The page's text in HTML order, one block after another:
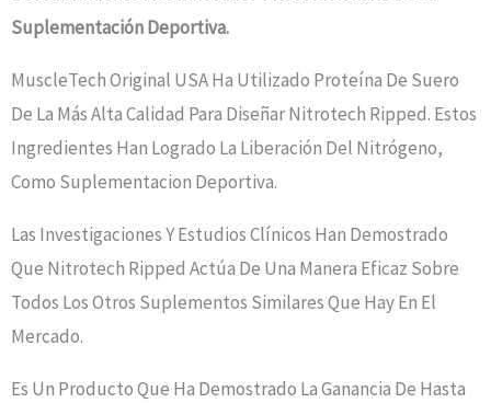
Suplementación Deportiva.
MuscleTech Original USA Ha Utilizado Proteína De Suero
De La Más Alta Calidad Para Diseñar Nitrotech Ripped. Estos
Ingredientes Han Logrado La Liberación Del Nitrógeno,
Como Suplementacion Deportiva.
Las Investigaciones Y Estudios Clínicos Han Demostrado
Que Nitrotech Ripped Actúa De Una Manera Eficaz Sobre
Todos Los Otros Suplementos Similares Que Hay En El
Mercado.
Es Un Producto Que Ha Demostrado La Ganancia De Hasta